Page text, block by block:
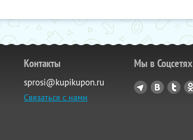
Контакты
sprosi@kupikupon.ru
Связаться с нами
Мы в Соцсетях